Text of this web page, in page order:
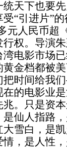
天下也要
“引进片”
元人民币超
行权。导演
电影市场
金档都被
把时间给我
电影业是
。只是资
仙人指路
大雪白，是
，是人性